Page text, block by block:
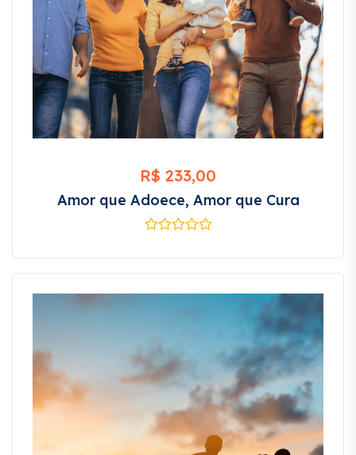
R$ 233,00
Amor que Adoece, Amor que Cura